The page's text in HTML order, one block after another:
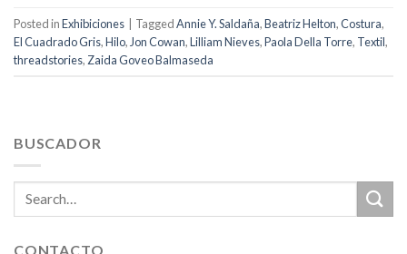
Posted inExhibiciones | TaggedAnnie Y. Saldaña,Beatriz Helton,Costura,
El Cuadrado Gris,Hilo, Jon Cowan,Lilliam Nieves,Paola Della Torre, Textil,
threadstories, Zaida Goveo Balmaseda
BUSCADOR
CONTACTO